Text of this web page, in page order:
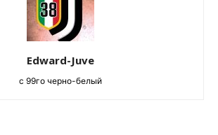
Edward-Juve
c 99го черно-белый